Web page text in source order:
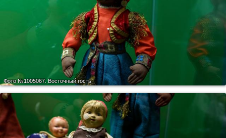
Фото №1005067. Восточный гость